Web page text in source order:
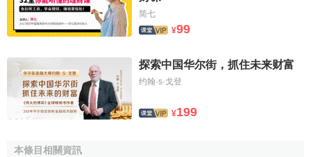
最後，可對知識型員工實行全面持股計劃，使其
本化，讓員工的切身利益與企業緊密相連，增強其歸屬感。
感情投資的必要性 [1]
1、感情投資適應了知識經濟時代“
經濟時代，企業出現了一個新的工作群體，即“
简七
¥99
探索中国华尔街，抓住未来财富
约翰·s·戈登
¥199
本條目相關資訊